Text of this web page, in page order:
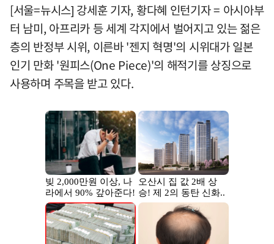
[서울=뉴시스] 강세훈 기자, 황다혜 인턴기자 = 아시아부
터 남미, 아프리카 등 세계 각지에서 벌어지고 있는 젊은
층의 반정부 시위, 이른바 '젠지 혁명'의 시위대가 일본
인기 만화 '원피스(One Piece)'의 해적기를 상징으로
사용하며 주목을 받고 있다.